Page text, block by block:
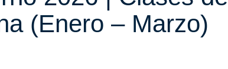
(Enero – Marzo)